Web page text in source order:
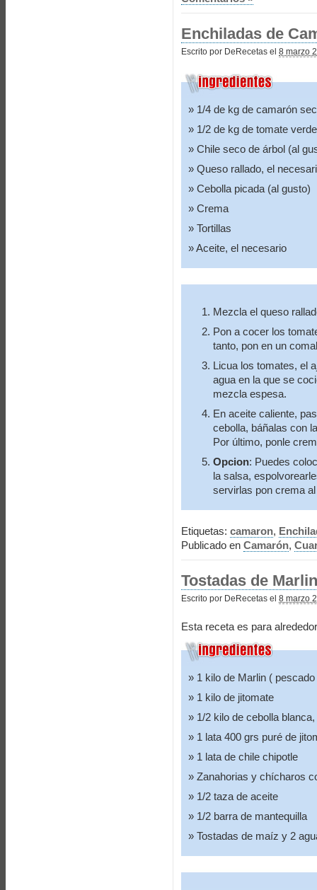
Enchiladas de
Escrito por DeRecetas el 8 marzo
1/4 de kg de camarón
1/2 de kg de tomate
Chile seco de árbol (al
Queso rallado, el
Cebolla picada (al gusto)
Crema
Tortillas
Aceite, el necesario
Mezcla el queso
Pon a cocer los
tanto, pon en un
Licua los tomates, el
agua en la que se
mezcla espesa.
En aceite caliente,
cebolla, báñalas con
Por último, ponle
Opcion: Puedes
la salsa,
servirlas pon crema
Etiquetas: camaron,
Publicado en Camarón,
Tostadas de Marlin
Escrito por DeRecetas el 8 marzo
Esta receta es para
1 kilo de Marlin (
1 kilo de jitomate
1/2 kilo de cebolla blanca,
1 lata 400 grs puré de
1 lata de chile chipotle
Zanahorias y chícharos
1/2 taza de aceite
1/2 barra de mantequilla
Tostadas de maíz y 2